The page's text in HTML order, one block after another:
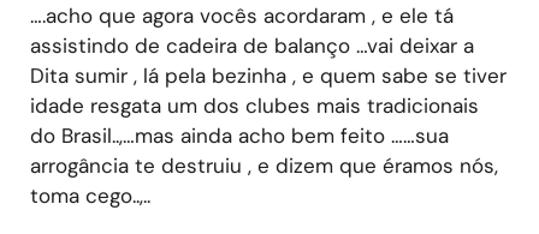
….acho que agora vocês acordaram , e ele tá
assistindo de cadeira de balanço …vai deixar a
Dita sumir , lá pela bezinha , e quem sabe se tiver
idade resgata um dos clubes mais tradicionais
do Brasil..,…mas ainda acho bem feito ……sua
arrogância te destruiu , e dizem que éramos nós,
toma cego..,..